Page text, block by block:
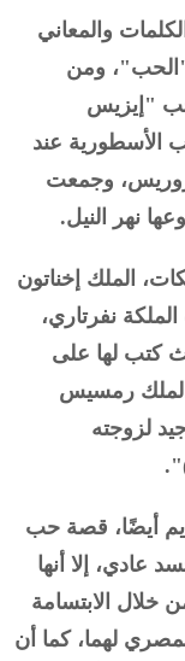
والمعاني
"الحب"، ومن
"إيزيس
الأسطورية عند
وجمعت
نهر النيل.
الملك إخناتون
نفرتاري،
كتب لها على
الملك رمسيس
لزوجته
أيضًا، قصة حب
عادي، إلا أنها
خلال الابتسامة
لهما، كما أن